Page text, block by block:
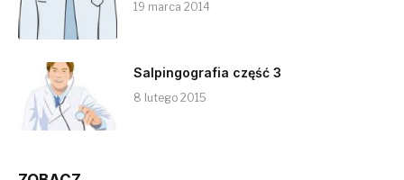
19 marca 2014
Salpingografia część 3
8 lutego 2015